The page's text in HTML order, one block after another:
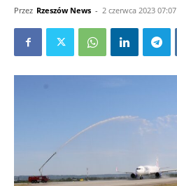
Przez Rzeszów News - 2 czerwca 2023 07:07